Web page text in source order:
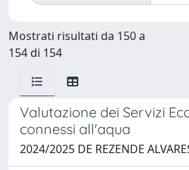
Mostrati risultati da 150 a
154 di 154
Valutazione dei Servizi
connessi all'aqua
2024/2025 DE REZENDE